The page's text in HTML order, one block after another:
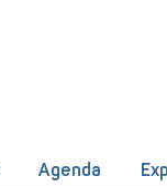
Agenda